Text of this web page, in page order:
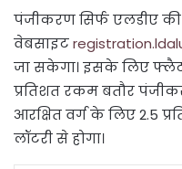
पंजीकरण सिर्फ एलडीए की
वेबसाइट
जा सकेगा। इसके लिए
प्रतिशत रकम बतौर
आरक्षित वर्ग के लिए 2.5
लॉटरी से होगा।